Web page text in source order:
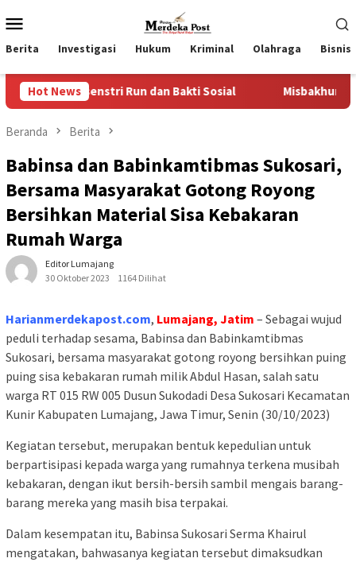
ke
kontenMobile
Berita Investigasi Hukum Kriminal Olahraga Bisnis
Hot News
Run dan Bakti Sosial Misbakhun, “Ideologi
Beranda Berita
Babinsa dan Babinkamtibmas Sukosari,
Bersama Masyarakat Gotong Royong
Bersihkan Material Sisa Kebakaran
Rumah Warga
Editor Lumajang
30 Oktober 2023
1164 Dilihat
Harianmerdekapost.com, Lumajang, Jatim – Sebagai wujud
peduli terhadap sesama, Babinsa dan Babinkamtibmas
Sukosari, bersama masyarakat gotong royong bersihkan puing
puing sisa kebakaran rumah milik Abdul Hasan, salah satu
warga RT 015 RW 005 Dusun Sukodadi Desa Sukosari Kecamatan
Kunir Kabupaten Lumajang, Jawa Timur, Senin (30/10/2023)
Kegiatan tersebut, merupakan bentuk kepedulian untuk
berpartisipasi kepada warga yang rumahnya terkena musibah
kebakaran, dengan ikut bersih-bersih sambil mengais barang-
barang mereka yang masih bisa terpakai.
Dalam kesempatan itu, Babinsa Sukosari Serma Khairul
mengatakan, bahwasanya kegiatan tersebut dimaksudkan